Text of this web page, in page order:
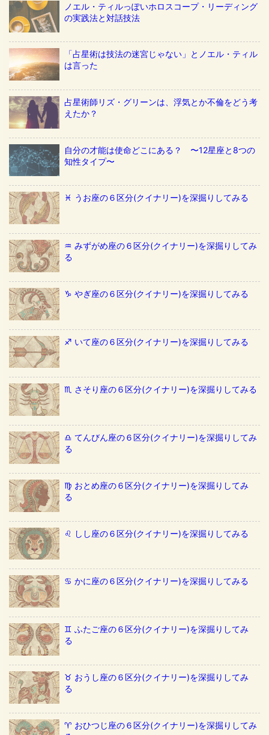
ノエル・ティルっぽいホロスコープ・リーディング
の実践法と対話技法
「占星術は技法の迷宮じゃない」とノエル・ティル
は言った
占星術師リズ・グリーンは、浮気とか不倫をどう考
えたか？
自分の才能は使命どこにある？ 〜12星座と8つの
知性タイプ〜
♓️ うお座の６区分(クイナリー)を深掘りしてみる
♒️ みずがめ座の６区分(クイナリー)を深掘りしてみ
る
♑️ やぎ座の６区分(クイナリー)を深掘りしてみる
♐️ いて座の６区分(クイナリー)を深掘りしてみる
♏️ さそり座の６区分(クイナリー)を深掘りしてみる
♎️ てんびん座の６区分(クイナリー)を深掘りしてみ
る
♍️ おとめ座の６区分(クイナリー)を深掘りしてみ
る
♌️ しし座の６区分(クイナリー)を深掘りしてみる
♋️ かに座の６区分(クイナリー)を深掘りしてみる
♊️ ふたご座の６区分(クイナリー)を深掘りしてみ
る
♉️ おうし座の６区分(クイナリー)を深掘りしてみ
る
♈️ おひつじ座の６区分(クイナリー)を深掘りしてみ